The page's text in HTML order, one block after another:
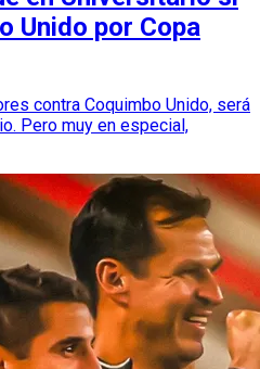
Unido por Copa
contra Coquimbo Unido, será
Pero muy en especial,